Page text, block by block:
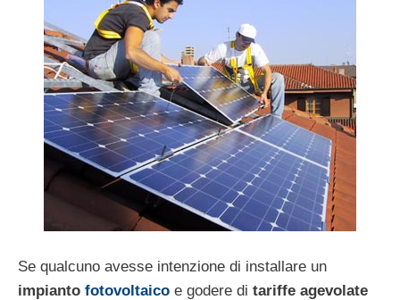
Se qualcuno avesse intenzione di installare un
impianto fotovoltaico e godere di tariffe agevolate